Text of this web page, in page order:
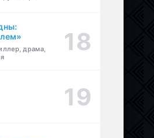
драма,